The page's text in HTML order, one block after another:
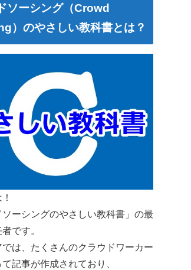
ソーシング（Crowd
）のやさしい教科書とは？
ソーシングのやさしい教科書」の最
です。
では、たくさんのクラウドワーカー
記事が作成されており、